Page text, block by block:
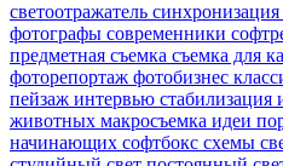
светоотражатель синхронизация
фотографы современники
предметная съемка съемка для
фоторепортаж фотобизнес
пейзаж интервью стабилизация
животных макросъемка идеи
начинающих софтбокс схемы